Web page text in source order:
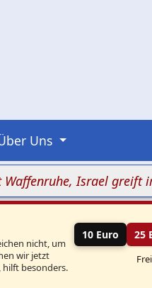
Uns
Israel greift im
nicht, um
wir jetzt
hilft besonders.
10 Euro 25